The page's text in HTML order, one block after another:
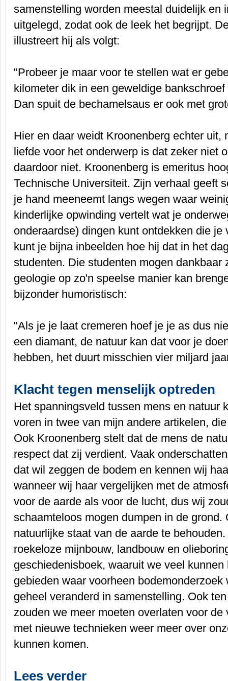
samenstelling worden meestal duidelijk en
uitgelegd, zodat ook de leek het begrijpt.
illustreert hij als volgt:
"Probeer je maar voor te stellen wat er
kilometer dik in een geweldige
Dan spuit de bechamelsaus er ook met
Hier en daar weidt Kroonenberg echter uit,
liefde voor het onderwerp is dat zeker niet
daardoor niet. Kroonenberg is emeritus
Technische Universiteit. Zijn verhaal geeft
je hand meeneemt langs wegen waar
kinderlijke opwinding vertelt wat je
onderaardse) dingen kunt ontdekken die
kunt je bijna inbeelden hoe hij dat in het
studenten. Die studenten mogen dankbaar
geologie op zo'n speelse manier kan
bijzonder humoristisch:
"Als je je laat cremeren hoef je je as dus
een diamant, de natuur kan dat voor je
hebben, het duurt misschien vier miljard
Klacht tegen menselijk optreden
Het spanningsveld tussen mens en natuur
voren in twee van mijn andere artikelen,
Ook Kroonenberg stelt dat de mens de
respect dat zij verdient. Vaak
dat wil zeggen de bodem en kennen wij
wanneer wij haar vergelijken met de
voor de aarde als voor de lucht, dus wij
schaamteloos mogen dumpen in de
natuurlijke staat van de aarde te
roekeloze mijnbouw, landbouw en
geschiedenisboek, waaruit we veel
gebieden waar voorheen
geheel veranderd in samenstelling. Ook
zouden we meer moeten overlaten voor
met nieuwe technieken weer meer over
kunnen komen.
Lees verder